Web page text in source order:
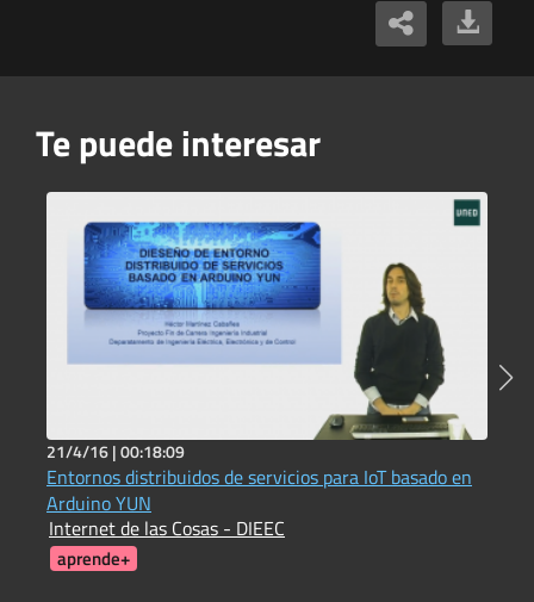
Te puede interesar
21/4/16 |00:18:09
Entornos distribuidos de servicios para IoT basado en
Arduino YUN
Internet de las Cosas - DIEEC
aprende+